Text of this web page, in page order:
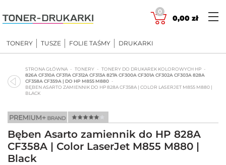
to
content
0
0,00 zł
TONERY TUSZE FOLIE TAŚMY DRUKARKI
STRONA GŁÓWNA TONERY
TONERY DO DRUKAREK KOLOROWYCH HP
826A CF310A CF311A CF312A CF313A 827A CF300A CF301A CF302A CF303A 828A
CF358A CF359A | DO HP M855 M880
BĘBEN ASARTO ZAMIENNIK DO HP 828A CF358A | COLOR LASERJET M855 M880 |
BLACK
Bęben Asarto zamiennik do HP 828A
CF358A | Color LaserJet M855 M880 |
Black